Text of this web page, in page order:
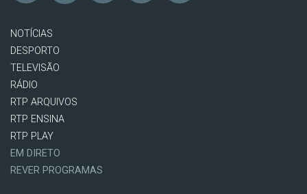
NOTÍCIAS
DESPORTO
TELEVISÃO
RÁDIO
RTP ARQUIVOS
RTP ENSINA
RTP PLAY
EM DIRETO
REVER PROGRAMAS